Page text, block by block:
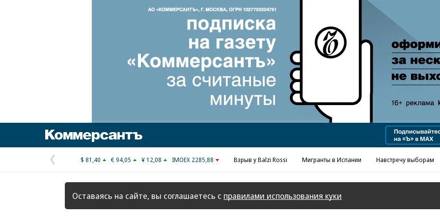
Реклама в «Ъ» www.kommersant.ru/ad
Предыдущая
страница
$ 81,40 € 94,05 ¥ 12,08 IMOEX 2285,88 Взрыв у Balzi Rossi Мигранты в Испании Навстречу выборам
Оставаясь на сайте, вы соглашаетесь с правилами использования куки